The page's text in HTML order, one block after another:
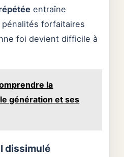
entraîne
pénalités forfaitaires
foi devient difficile à
la
génération et ses
dissimulé